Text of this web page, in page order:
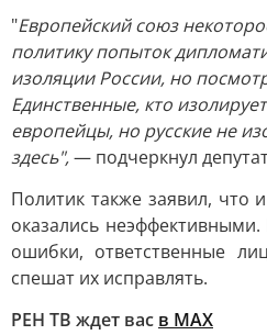
"Европейский союз
политику попыток
изоляции России, но
Единственные, кто
европейцы, но русские не
здесь",— подчеркнул
Политик также заявил, что
оказались
ошибки, ответственные
спешат их исправлять.
РЕН ТВ ждет вас в MAX